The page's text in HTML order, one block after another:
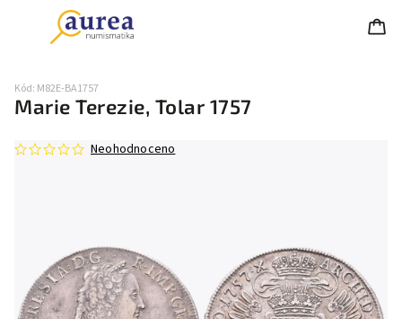
Marie Terezie, Tolar 1757
Kód: M82E-BA1757
Neohodnoceno